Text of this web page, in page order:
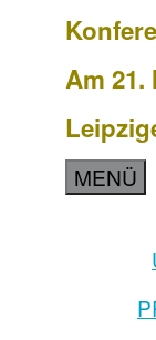
Am 21.
MENÜ